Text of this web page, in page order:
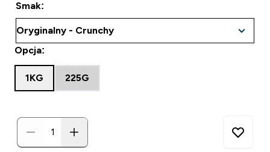
Smak:
Opcja:
1KG 225G